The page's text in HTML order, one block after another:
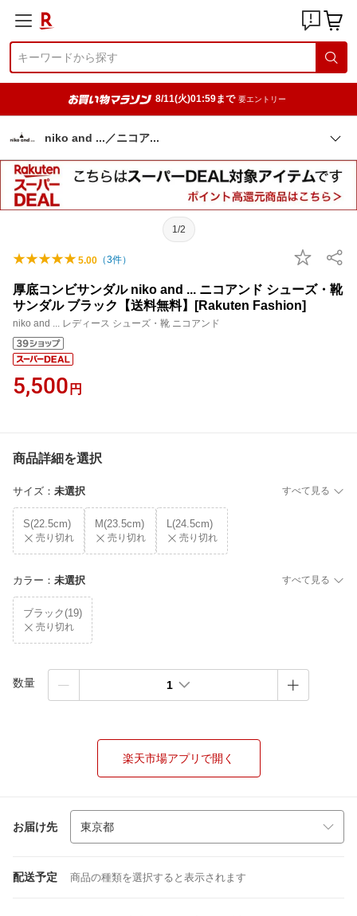
8/11(火)01:59まで 要エントリー
niko and ...／ニコア
1/2
5.00 （3件）
厚底コンビサンダル niko and ... ニコアンド シューズ・靴
サンダル ブラック【送料無料】[Rakuten Fashion]
niko and ... レディース シューズ・靴 ニコアンド
5,500 円
商品詳細を選択
サイズ ： 未選択 すべて見る
S(22.5cm)
売り切れ
M(23.5cm)
売り切れ
L(24.5cm)
売り切れ
カラー ： 未選択 すべて見る
ブラック(19)
売り切れ
数量 1
楽天市場アプリで開く
お届け先
配送予定 商品の種類を選択すると表示されます